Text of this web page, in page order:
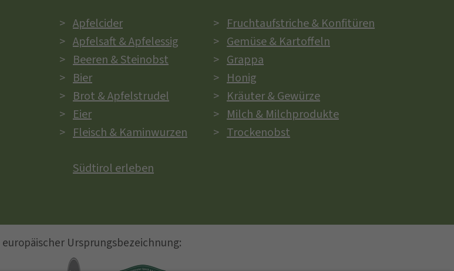
Apfelcider
Apfelsaft & Apfelessig
Beeren & Steinobst
Bier
Brot & Apfelstrudel
Eier
Fleisch & Kaminwurzen
Fruchtaufstriche & Konfitüren
Gemüse & Kartoffeln
Grappa
Honig
Kräuter & Gewürze
Milch & Milchprodukte
Trockenobst
Südtirol erleben
Ursprungsbezeichnung: